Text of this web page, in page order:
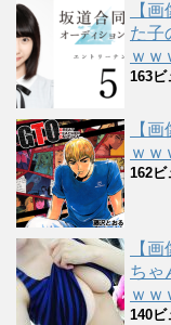
【
た子
ｗｗ
163ビ
【
ｗｗ
162ビ
【
ちゃ
ｗｗ
140ビ